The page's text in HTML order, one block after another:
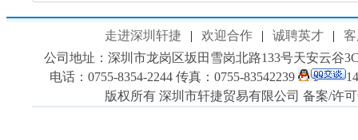
走进深圳轩捷 | 欢迎合作 | 诚聘英才 |
公司地址：深圳市龙岗区坂田雪岗北路133号天安云谷
电话：0755-8354-2244 传真：0755-83542239
版权所有 深圳市轩捷贸易有限公司 备案/许